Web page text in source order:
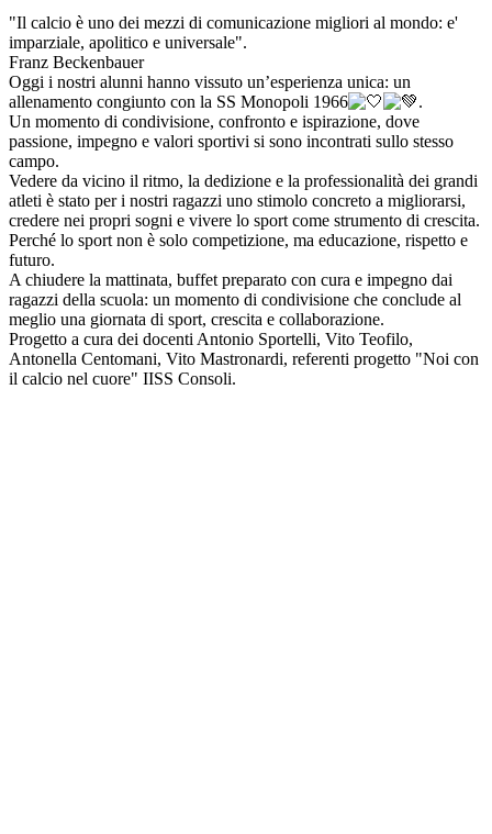
"Il calcio è uno dei mezzi di comunicazione migliori al mondo: e'
imparziale, apolitico e universale".
Franz Beckenbauer
Oggi i nostri alunni hanno vissuto un’esperienza unica: un
allenamento congiunto con la SS Monopoli 1966
.
Un momento di condivisione, confronto e ispirazione, dove
passione, impegno e valori sportivi si sono incontrati sullo stesso
campo.
Vedere da vicino il ritmo, la dedizione e la professionalità dei grandi
atleti è stato per i nostri ragazzi uno stimolo concreto a migliorarsi,
credere nei propri sogni e vivere lo sport come strumento di crescita.
Perché lo sport non è solo competizione, ma educazione, rispetto e
futuro.
A chiudere la mattinata, buffet preparato con cura e impegno dai
ragazzi della scuola: un momento di condivisione che conclude al
meglio una giornata di sport, crescita e collaborazione.
Progetto a cura dei docenti Antonio Sportelli, Vito Teofilo,
Antonella Centomani, Vito Mastronardi, referenti progetto "Noi con
il calcio nel cuore" IISS Consoli.